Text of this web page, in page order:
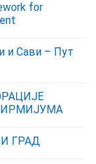
for
и Сави – Пут
ГРАД